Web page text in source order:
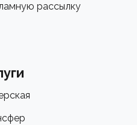
рассылку